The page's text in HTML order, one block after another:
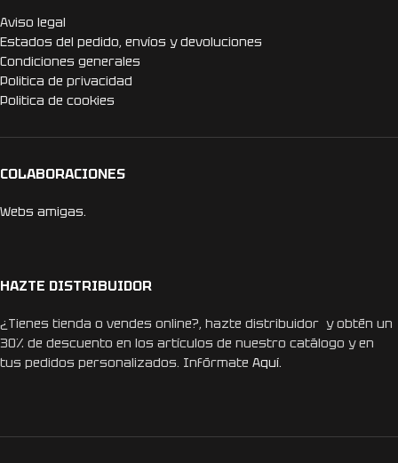
Aviso legal
Estados del pedido, envíos y devoluciones
Condiciones generales
Politica de privacidad
Politica de cookies
COLABORACIONES
Webs amigas.
HAZTE DISTRIBUIDOR
¿Tienes tienda o vendes online?, hazte distribuidor y obtén un
30% de descuento en los artículos de nuestro catálogo y en
tus pedidos personalizados. Infórmate Aquí.